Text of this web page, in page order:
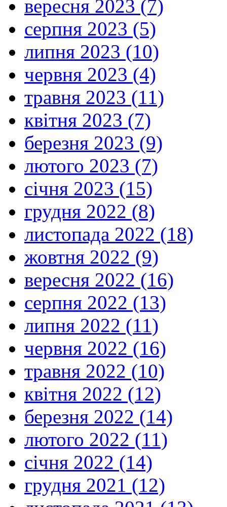
вересня 2023 (7)
серпня 2023 (5)
липня 2023 (10)
червня 2023 (4)
травня 2023 (11)
квітня 2023 (7)
березня 2023 (9)
лютого 2023 (7)
січня 2023 (15)
грудня 2022 (8)
листопада 2022 (18)
жовтня 2022 (9)
вересня 2022 (16)
серпня 2022 (13)
липня 2022 (11)
червня 2022 (16)
травня 2022 (10)
квітня 2022 (12)
березня 2022 (14)
лютого 2022 (11)
січня 2022 (14)
грудня 2021 (12)